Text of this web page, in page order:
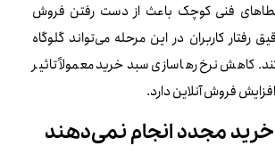
فنی کوچک باعث از دست رفتن فروش
رفتار کاربران در این مرحله می‌تواند گلوگاه
کاهش نرخ رهاسازی سبد خرید معمولاً تاثیر
فروش آنلاین دارد.
مجدد انجام نمی‌دهند